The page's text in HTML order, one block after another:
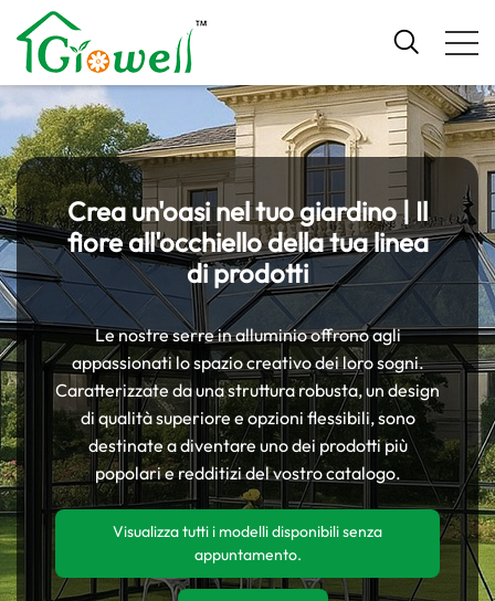
Crea un'oasi nel tuo giardino | Il
fiore all'occhiello della tua linea
di prodotti
Le nostre serre in alluminio offrono agli
appassionati lo spazio creativo dei loro sogni.
Caratterizzate da una struttura robusta, un design
di qualità superiore e opzioni flessibili, sono
destinate a diventare uno dei prodotti più
popolari e redditizi del vostro catalogo.
Visualizza tutti i modelli disponibili senza
appuntamento.